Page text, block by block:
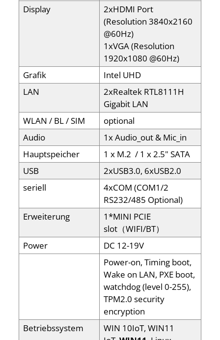
Display
2xHDMI Port
(Resolution 3840x2160
@60Hz)
1xVGA (Resolution
1920x1080 @60Hz)
Grafik
Intel UHD
LAN
2xRealtek RTL8111H
Gigabit LAN
WLAN / BL / SIM
optional
Audio
1x Audio_out & Mic_in
Hauptspeicher
1 x M.2 / 1 x 2.5" SATA
USB
2xUSB3.0, 6xUSB2.0
seriell
4xCOM (COM1/2
RS232/485 Optional)
Erweiterung
1*MINI PCIE
slot（WIFI/BT）
Power
DC 12-19V
Power-on, Timing boot,
Wake on LAN, PXE boot,
watchdog (level 0-255),
TPM2.0 security
encryption
Betriebssystem
WIN 10IoT, WIN11